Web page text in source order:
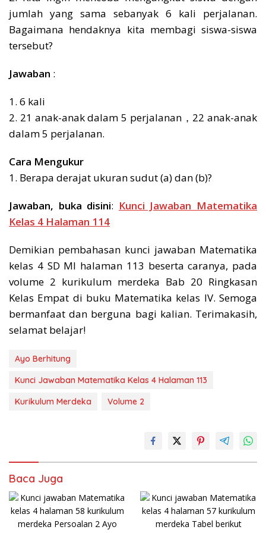
jumlah yang sama sebanyak 6 kali perjalanan.
Bagaimana hendaknya kita membagi siswa-siswa
tersebut?
Jawaban :
1. 6 kali
2. 21 anak-anak dalam 5 perjalanan，22 anak-anak
dalam 5 perjalanan.
Cara Mengukur
1. Berapa derajat ukuran sudut (a) dan (b)?
Jawaban, buka disini: Kunci Jawaban Matematika
Kelas 4 Halaman 114
Demikian pembahasan kunci jawaban Matematika
kelas 4 SD MI halaman 113 beserta caranya, pada
volume 2 kurikulum merdeka Bab 20 Ringkasan
Kelas Empat di buku Matematika kelas IV. Semoga
bermanfaat dan berguna bagi kalian. Terimakasih,
selamat belajar!
Ayo Berhitung
Kunci Jawaban Matematika Kelas 4 Halaman 113
Kurikulum Merdeka
Volume 2
Baca Juga